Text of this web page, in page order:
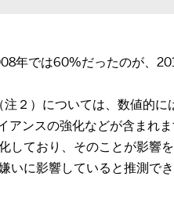
年では60%だったのが、
２）については、数値的
ンスの強化などが含まれ
ており、そのことが影響
に影響していると推測でき